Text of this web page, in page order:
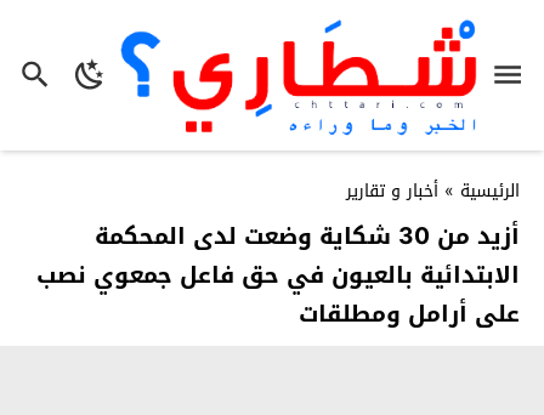
الرئيسية » أخبار و تقارير
أزيد من 30 شكاية وضعت لدى المحكمة
الابتدائية بالعيون في حق فاعل جمعوي نصب
على أرامل ومطلقات